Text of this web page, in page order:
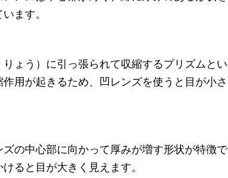
ます。
ょう）に引っ張られて収縮するプリズムとい
用が起きるため、凹レンズを使うと目が小さ
の中心部に向かって厚みが増す形状が特徴で
ると目が大きく見えます。